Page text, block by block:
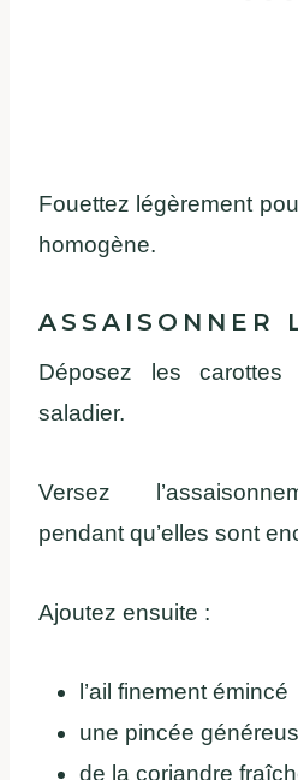
Fouettez légèrement
homogène.
ASSAISONNER
Déposez les
saladier.
Versez
pendant qu’elles sont
Ajoutez ensuite :
l’ail finement émincé
une pincée
de la coriandre